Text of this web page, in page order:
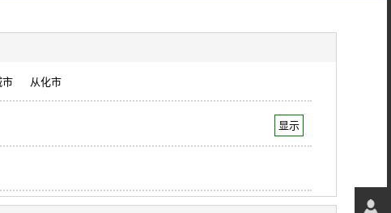
市 从化市
显示